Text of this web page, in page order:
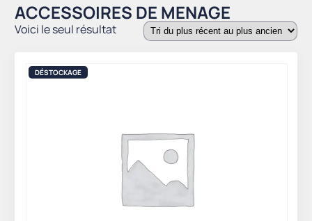
ACCESSOIRES DE MENAGE
Voici le seul résultat
DÉSTOCKAGE